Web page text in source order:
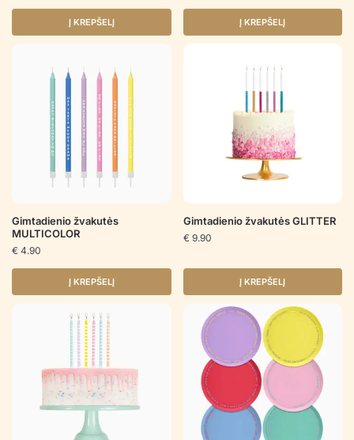
Į KREPŠELĮ Į KREPŠELĮ
Gimtadienio žvakutės
MULTICOLOR
€ 4.90
Į KREPŠELĮ
Gimtadienio žvakutės GLITTER
€ 9.90
Į KREPŠELĮ